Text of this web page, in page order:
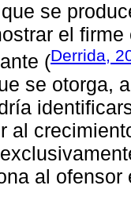
se
el
(Derrida,
se otorga,
al
al ofensor